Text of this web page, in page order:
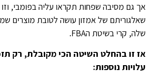
אך גם מסיבה שפחות תקראו עליה בפומבי,
שאלגוריתם של אמזון עושה לטובת מוצרים
שלה, קרי בשיטת הFBA.
אז זו בהחלט השיטה הכי מקובלת, רק
עלויות נוספות: